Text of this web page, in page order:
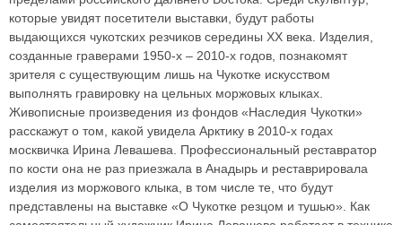
которые увидят посетители выставки, будут работы
выдающихся чукотских резчиков середины ХХ века. Изделия,
созданные граверами 1950-х – 2010-х годов, познакомят
зрителя с существующим лишь на Чукотке искусством
выполнять гравировку на цельных моржовых клыках.
Живописные произведения из фондов «Наследия Чукотки»
расскажут о том, какой увидела Арктику в 2010-х годах
москвичка Ирина Левашева. Профессиональный реставратор
по кости она не раз приезжала в Анадырь и реставрировала
изделия из моржового клыка, в том числе те, что будут
представлены на выставке «О Чукотке резцом и тушью». Как